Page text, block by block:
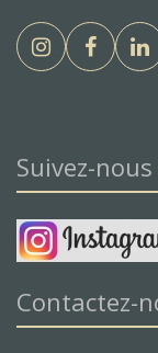
Suivez-
Contactez-